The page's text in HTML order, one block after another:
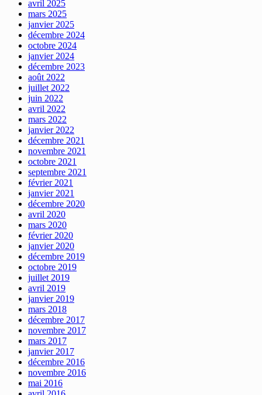
avril 2025
mars 2025
janvier 2025
décembre 2024
octobre 2024
janvier 2024
décembre 2023
août 2022
juillet 2022
juin 2022
avril 2022
mars 2022
janvier 2022
décembre 2021
novembre 2021
octobre 2021
septembre 2021
février 2021
janvier 2021
décembre 2020
avril 2020
mars 2020
février 2020
janvier 2020
décembre 2019
octobre 2019
juillet 2019
avril 2019
janvier 2019
mars 2018
décembre 2017
novembre 2017
mars 2017
janvier 2017
décembre 2016
novembre 2016
mai 2016